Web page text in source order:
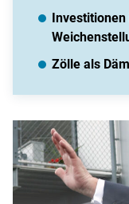
Zölle als